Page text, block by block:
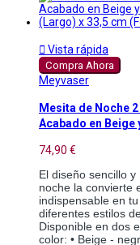
 Vista rápida
Compra Ahora
Meyvaser
Mesita de Noche
Acabado en Beige
74,90 €
El diseño sencillo
noche la convierte
indispensable en
diferentes estilos
Disponible en dos
color: • Beige -